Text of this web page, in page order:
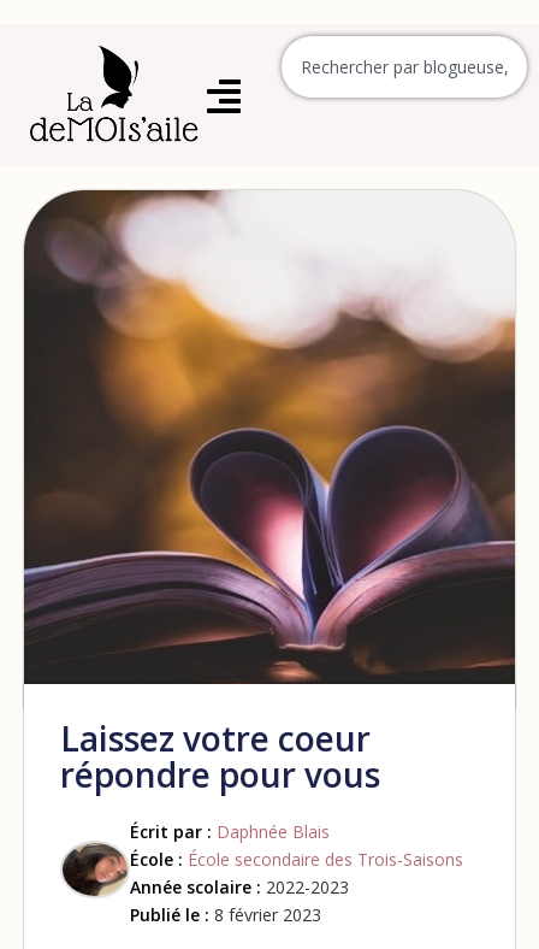
Laissez votre coeur
répondre pour vous
Écrit par : Daphnée Blais
École : École secondaire des Trois-Saisons
Année scolaire : 2022-2023
Publié le : 8 février 2023